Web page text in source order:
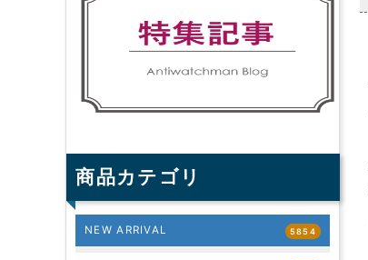
商品カテゴリ
NEW ARRIVAL 5854